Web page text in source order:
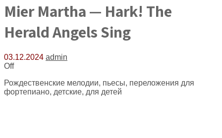
Mier Martha — Hark! The
Herald Angels Sing
03.12.2024 admin
Off
Рождественские мелодии, пьесы, переложения для
фортепиано, детские, для детей